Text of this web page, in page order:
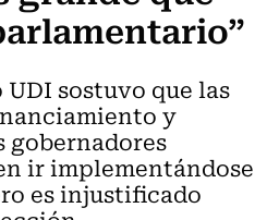
sostuvo que las
y
gobernadores
ir implementándose
es injustificado